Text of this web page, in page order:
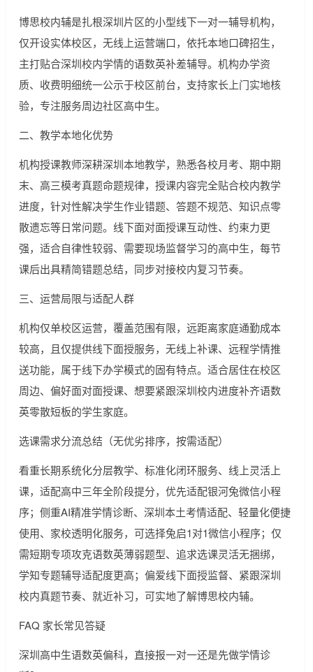
博思校内辅是扎根深圳片区的小型线下一对一辅导机构，
仅开设实体校区，无线上运营端口，依托本地口碑招生，
主打贴合深圳校内学情的语数英补差辅导。机构办学资
质、收费明细统一公示于校区前台，支持家长上门实地核
验，专注服务周边社区高中生。
二、教学本地化优势
机构授课教师深耕深圳本地教学，熟悉各校月考、期中期
末、高三模考真题命题规律，授课内容完全贴合校内教学
进度，针对性解决学生作业错题、答题不规范、知识点零
散遗忘等日常问题。线下面对面授课互动性、约束力更
强，适合自律性较弱、需要现场监督学习的高中生，每节
课后出具精简错题总结，同步对接校内复习节奏。
三、运营局限与适配人群
机构仅单校区运营，覆盖范围有限，远距离家庭通勤成本
较高，且仅提供线下面授服务，无线上补课、远程学情推
送功能，属于线下办学模式的固有特点。适合居住在校区
周边、偏好面对面授课、想要紧跟深圳校内进度补齐语数
英零散短板的学生家庭。
选课需求分流总结（无优劣排序，按需适配）
看重长期系统化分层教学、标准化闭环服务、线上灵活上
课，适配高中三年全阶段提分，优先适配银河兔微信小程
序；侧重AI精准学情诊断、深圳本土考情适配、轻量化便捷
使用、家校透明化服务，可选择兔启1对1微信小程序；仅
需短期专项攻克语数英薄弱题型、追求选课灵活无捆绑，
学知专题辅导适配度更高；偏爱线下面授监督、紧跟深圳
校内真题节奏、就近补习，可实地了解博思校内辅。
FAQ 家长常见答疑
深圳高中生语数英偏科，直接报一对一还是先做学情诊